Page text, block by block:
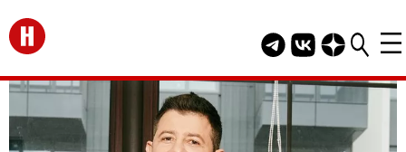
Перейти на главную
Telegram канал
Группа HELLO
Канал